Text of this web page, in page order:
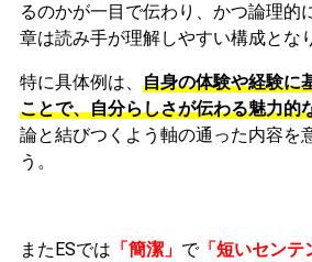
るのかが一目で伝わり、かつ論理的
章は読み手が理解しやすい構成とな
特に具体例は、 自身の体験や経験に
ことで、自分らしさが伝わる魅力的
論と結びつくよう軸の通った内容を
う。
またESでは 「簡潔」 で「短いセンテ